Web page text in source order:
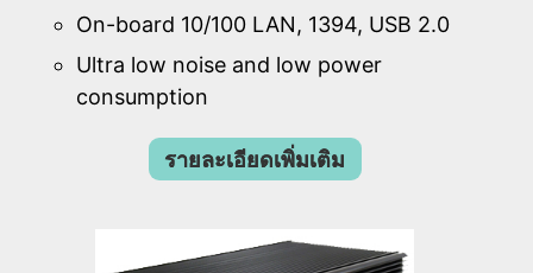
On-board 10/100 LAN, 1394, USB 2.0
Ultra low noise and low power
consumption
รายละเอียดเพิ่มเติม